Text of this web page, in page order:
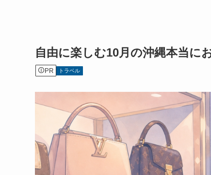
自由に楽しむ10月の沖縄本当に
PR トラベル